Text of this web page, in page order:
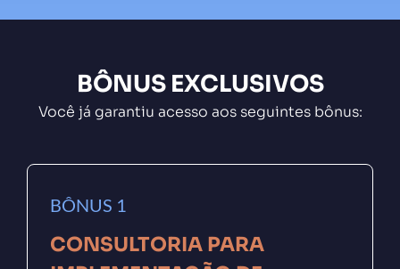
BÔNUS EXCLUSIVOS
Você já garantiu acesso aos seguintes bônus:
BÔNUS 1
CONSULTORIA PARA